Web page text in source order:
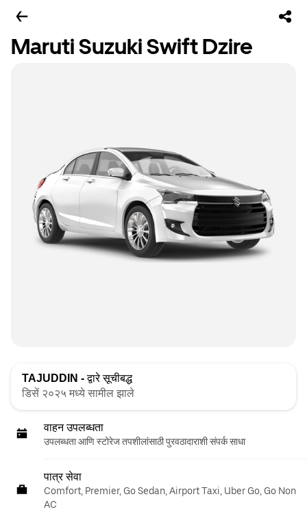
Maruti Suzuki Swift Dzire
TAJUDDIN -द्वारे सूचीबद्ध
डिसें २०२५ मध्ये सामील झाले
वाहन उपलब्धता
उपलब्धता आणि स्टोरेज तपशीलांसाठी पुरवठादाराशी संपर्क साधा
पात्र सेवा
Comfort, Premier, Go Sedan, Airport Taxi, Uber Go, Go Non
AC